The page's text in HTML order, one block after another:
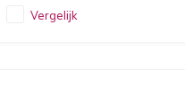
Vergelijk